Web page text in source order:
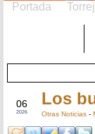
Portada
06
2026
Los
Otras Noticias -